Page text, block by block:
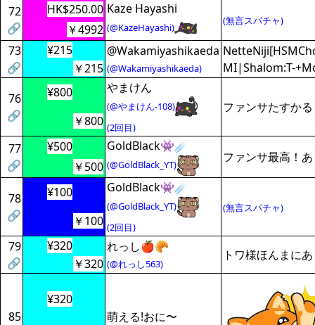
72
🔗
HK$250.00 Kaze Hayashi
(@KazeHayashi)
(無言スパチャ)
￥4992
73
🔗
¥215 @Wakamiyashikaeda
(@Wakamiyashikaeda)
MI|Shalom:T-
￥215
76
🔗
¥800 やまけん
(@やまけん-108)
(2回目)
ファンサたすかる
￥800
77
🔗
¥500 GoldBlack👾☄️
(@GoldBlack_YT)
ファンサ最高！
￥500
78
🔗
¥100 GoldBlack👾☄️
(@GoldBlack_YT)
(2回目)
(無言スパチャ)
￥100
79
🔗
¥320 れっし🍎🥐
(@れっし563)
トワ様ほんまに
￥320
85
¥320
萌える!おに〜